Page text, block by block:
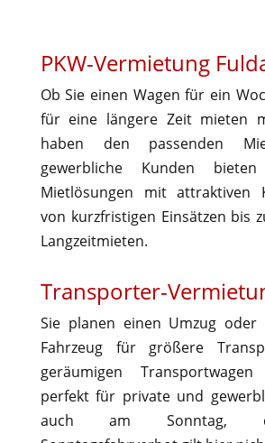
PKW-Vermietung
Ob Sie einen Wagen für ein
für eine längere Zeit mieten
haben den passenden
gewerbliche Kunden
Mietlösungen mit attraktiven
von kurzfristigen Einsätzen bis
Langzeitmieten.
Transporter-
Sie planen einen Umzug oder
Fahrzeug für größere
geräumigen
perfekt für private und
auch am Sonntag,